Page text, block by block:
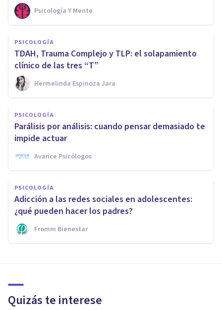
Psicología Y Mente
PSICOLOGÍA
TDAH, Trauma Complejo y TLP: el solapamiento
clínico de las tres “T”
Hermelinda Espinoza Jara
PSICOLOGÍA
Parálisis por análisis: cuando pensar demasiado te
impide actuar
Avance Psicólogos
PSICOLOGÍA
Adicción a las redes sociales en adolescentes:
¿qué pueden hacer los padres?
Fromm Bienestar
Quizás te interese